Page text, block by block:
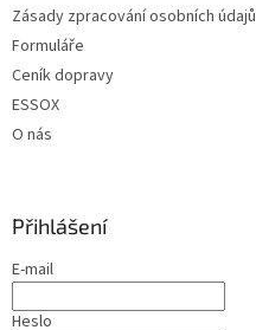
Zásady zpracování osobních údajů
Formuláře
Ceník dopravy
ESSOX
O nás
Přihlášení
E-mail
Heslo